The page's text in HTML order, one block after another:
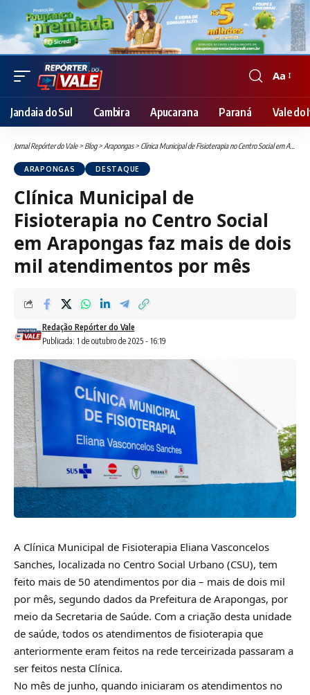
Font
Resizer
Aa
Jandaia do Sul Cambira Apucarana Paraná Vale do
Jornal Repórter do Vale> Blog>Arapongas> Clínica Municipal de Fisioterapia no Centro Social em Arapongas faz mais de dois mil atendimentos por mês
ARAPONGAS DESTAQUE
Clínica Municipal de
Fisioterapia no Centro Social
em Arapongas faz mais de dois
mil atendimentos por mês
Publicada: 1 de outubro de 2025 - 16:19
Redação Repórter do Vale
A Clínica Municipal de Fisioterapia Eliana Vasconcelos
Sanches, localizada no Centro Social Urbano (CSU), tem
feito mais de 50 atendimentos por dia – mais de dois mil
por mês, segundo dados da Prefeitura de Arapongas, por
meio da Secretaria de Saúde. Com a criação desta unidade
de saúde, todos os atendimentos de fisioterapia que
anteriormente eram feitos na rede terceirizada passaram a
ser feitos nesta Clínica.
No mês de junho, quando iniciaram os atendimentos no